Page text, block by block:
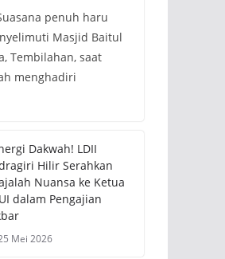
penuh haru
Masjid Baitul
Tembilahan, saat
menghadiri
Dakwah! LDII
Hilir Serahkan
Nuansa ke Ketua
dalam Pengajian
Mei 2026